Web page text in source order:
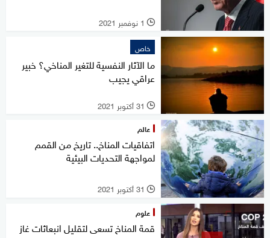
l 1 نوفمبر 2021
خاص
ما الآثار النفسية للتغير المناخي؟ خبير
عراقي يجيب
l 31 أكتوبر 2021
عالم
اتفاقيات المناخ.. تاريخ من القمم
لمواجهة التحديات البيئية
l 31 أكتوبر 2021
علوم
قمة المناخ تسعى لتقليل انبعاثات غاز